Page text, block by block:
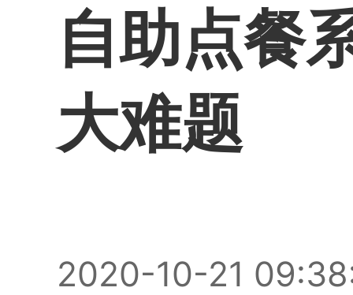
自助点餐
大难题
2020-10-21